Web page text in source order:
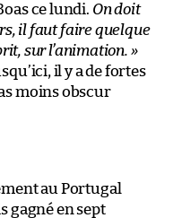
ce lundi. On doit
il faut faire quelque
sur l’animation. »
il y a de fortes
moins obscur
au Portugal
gagné en sept